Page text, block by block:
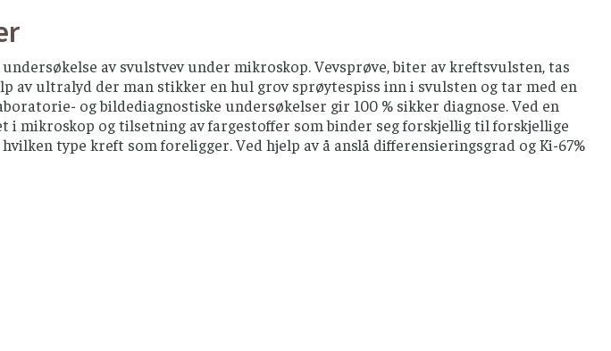
av svulstvev under mikroskop. Vevsprøve, biter av kreftsvulsten, tas
av ultralyd der man stikker en hul grov sprøytespiss inn i svulsten og tar med en
og bildediagnostiske undersøkelser gir 100 % sikker diagnose. Ved en
i mikroskop og tilsetning av fargestoffer som binder seg forskjellig til forskjellige
type kreft som foreligger. Ved hjelp av å anslå differensieringsgrad og Ki-67%